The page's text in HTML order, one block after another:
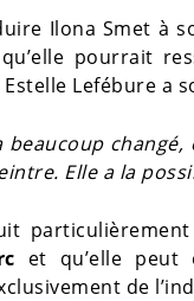
Ilona Smet à
pourrait
Lefébure a
Elle a la
particulièrement
et qu’elle peut
de